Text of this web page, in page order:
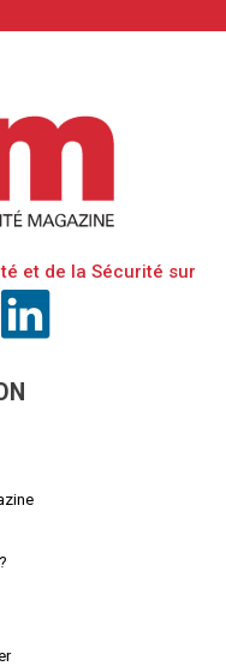
et de la Sécurité sur